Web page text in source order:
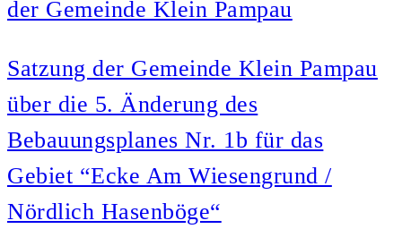
der Gemeinde Klein Pampau
Satzung der Gemeinde Klein Pampau
über die 5. Änderung des
Bebauungsplanes Nr. 1b für das
Gebiet “Ecke Am Wiesengrund /
Nördlich Hasenböge“